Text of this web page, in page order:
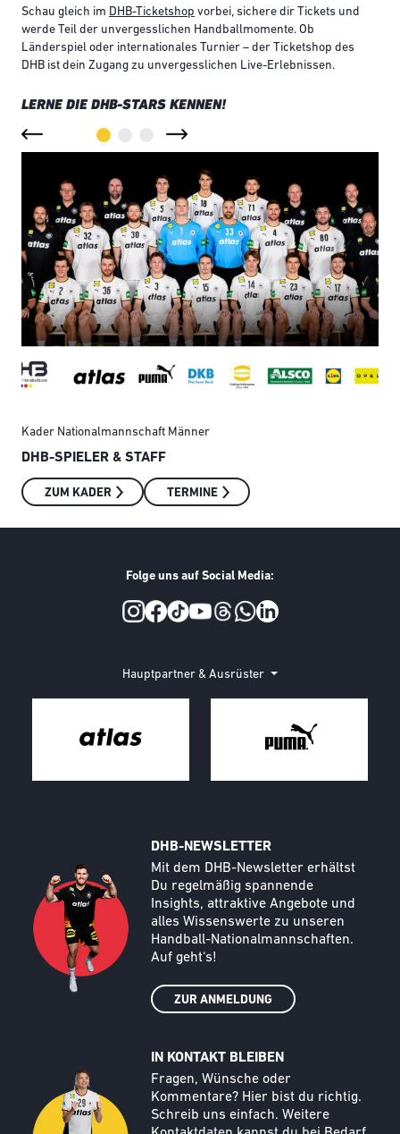
Schau gleich im DHB-Ticketshop vorbei, sichere dir Tickets und
werde Teil der unvergesslichen Handballmomente. Ob
Länderspiel oder internationales Turnier – der Ticketshop des
DHB ist dein Zugang zu unvergesslichen Live-Erlebnissen.
LERNE DIE DHB-STARS KENNEN!
Kader Nationalmannschaft Männer
DHB-SPIELER & STAFF
ZUM KADER TERMINE
Folge uns auf Social Media:
Hauptpartner & Ausrüster
DHB-NEWSLETTER
Text
Mit dem DHB-Newsletter erhältst
Du regelmäßig spannende
Insights, attraktive Angebote und
alles Wissenswerte zu unseren
Handball-Nationalmannschaften.
Auf geht‘s!
ZUR ANMELDUNG
Call to action image
IN KONTAKT BLEIBEN
Text
Fragen, Wünsche oder
Kommentare? Hier bist du richtig.
Schreib uns einfach. Weitere